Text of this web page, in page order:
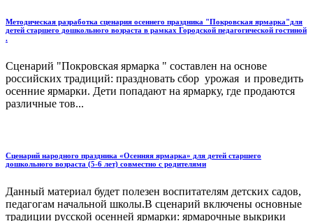
Методическая разработка сценария осеннего праздника "Покровская ярмарка"для
детей старшего дошкольного возраста в рамках Городской педагогической гостиной
.
Сценарий "Покровская ярмарка " составлен на основе
российских традиций: праздновать сбор урожая и проведить
осенние ярмарки. Дети попадают на ярмарку, где продаются
различные тов...
Сценарий народного праздника «Осенняя ярмарка» для детей старшего
дошкольного возраста (5-6 лет) совместно с родителями
Данный материал будет полезен воспитателям детских садов,
педагогам начальной школы.В сценарий включены основные
традиции русской осенней ярмарки: ярмарочные выкрики